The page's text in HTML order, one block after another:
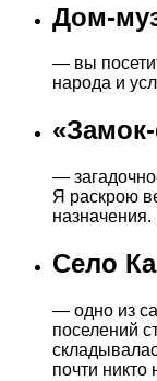
Дом-
— вы
народа и
—
Я раскрою
назначения.
Село
— одно из
поселений
почти никто